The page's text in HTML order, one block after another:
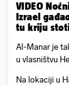
VIDEO
Izrael
tu kriju
Al-Manar je
u vlasništvu
Na lokaciji u